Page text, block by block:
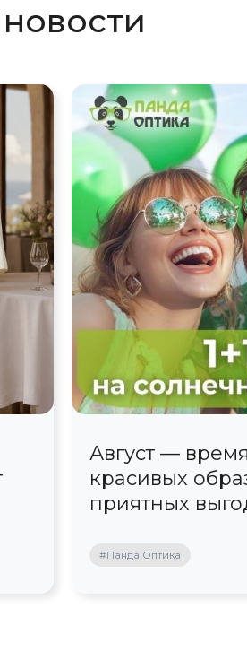
Август —
красивых
приятных
#Панда Оптика